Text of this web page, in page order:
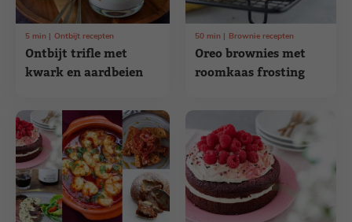
Ontbijt trifle met
kwark en aardbeien
5 min Ontbijt recepten
Oreo brownies met
roomkaas frosting
50 min Brownie recepten